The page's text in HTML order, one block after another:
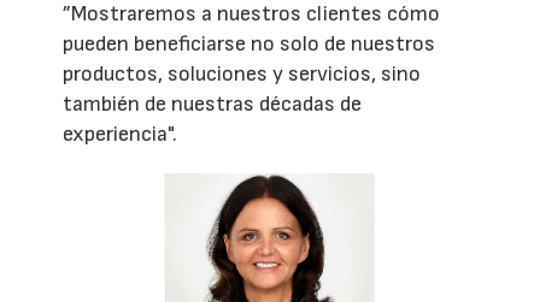
”Mostraremos a nuestros clientes cómo
pueden beneficiarse no solo de nuestros
productos, soluciones y servicios, sino
también de nuestras décadas de
experiencia".